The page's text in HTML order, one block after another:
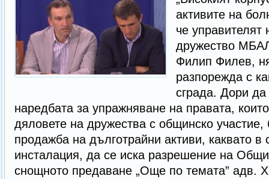
активите на
че управителят
дружество
Филип Филев,
разпорежда с
сграда. Дори
наредбата за упражняване на правата,
дяловете на дружества с общинско участие,
продажба на дълготрайни активи, каквато в
инсталация, да се иска разрешение на
снощното предаване „Още по темата” адв.